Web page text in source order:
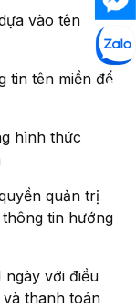
vào tên
tin tên miền để
hình thức
quản trị
tin hướng
ngày với điều
thanh toán